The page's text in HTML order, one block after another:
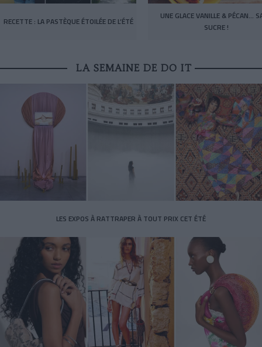
RECETTE : LA PASTÈQUE ÉTOILÉE DE L’ÉTÉ
UNE GLACE VANILLE & PÉCAN…
SUCRE !
LA SEMAINE DE DO IT
LES EXPOS À RATTRAPER À TOUT PRIX CET ÉTÉ